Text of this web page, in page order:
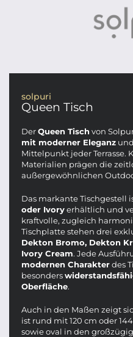
solpuri
Queen Tisch
DerQueen Tisch von
mit moderner Eleganz
Mittelpunkt jeder Terrasse.
Materialien prägen die
außergewöhnlichen
Das markante Tischgestell
oder Ivoryerhältlich und
kraftvolle, zugleich
Tischplatte stehen drei
Dekton Bromo, Dekton
Ivory Cream. Jede
modernen Charakterdes
besonders
Oberfläche.
Auch in den Maßen zeigt
ist rund mit 120 cm oder
sowie oval in den